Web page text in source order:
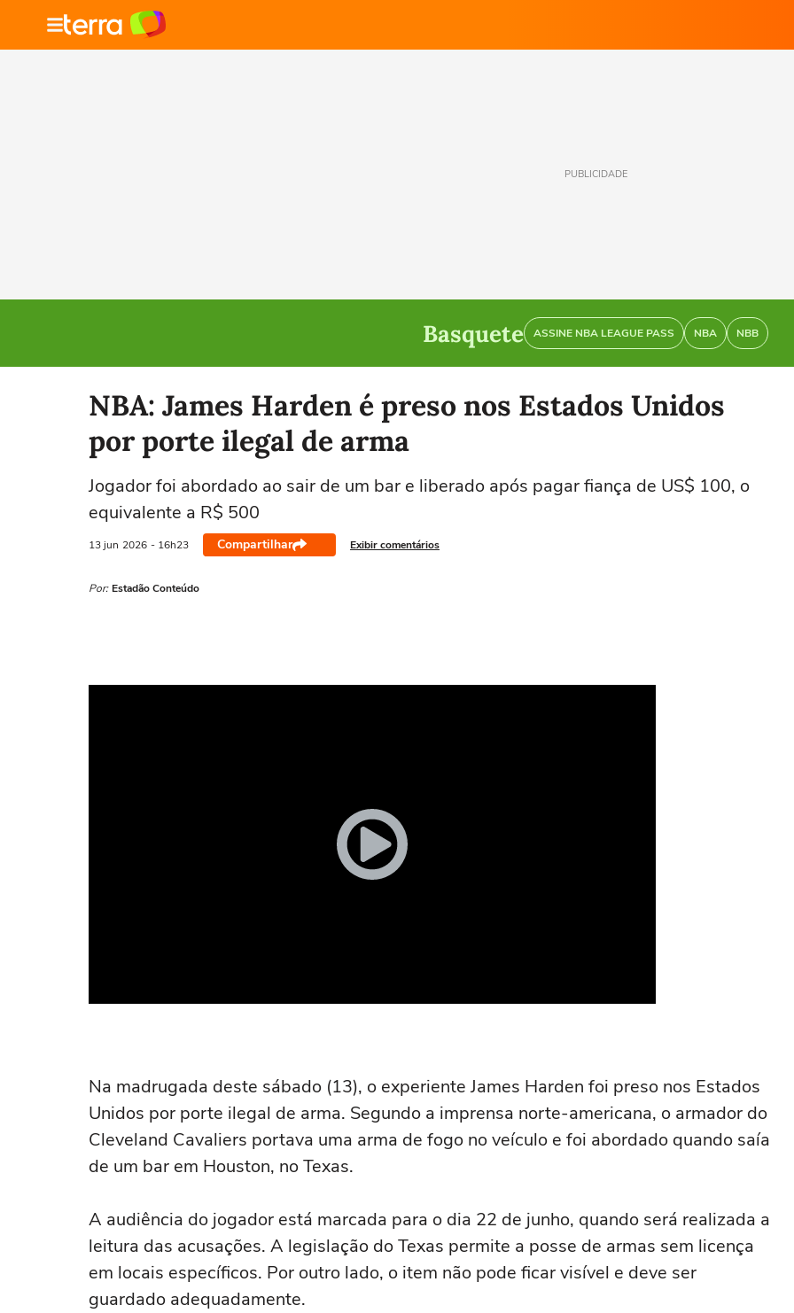
PUBLICIDADE
Basquete ASSINE NBA LEAGUE PASS NBA NBB
NBA: James Harden é preso nos Estados Unidos
por porte ilegal de arma
Jogador foi abordado ao sair de um bar e liberado após pagar fiança de US$ 100, o
equivalente a R$ 500
13 jun 2026 - 16h23 Compartilhar Exibir comentários
Por: Estadão Conteúdo
Na madrugada deste sábado (13), o experiente James Harden foi preso nos Estados
Unidos por porte ilegal de arma. Segundo a imprensa norte-americana, o armador do
Cleveland Cavaliers portava uma arma de fogo no veículo e foi abordado quando saía
de um bar em Houston, no Texas.
A audiência do jogador está marcada para o dia 22 de junho, quando será realizada a
leitura das acusações. A legislação do Texas permite a posse de armas sem licença
em locais específicos. Por outro lado, o item não pode ficar visível e deve ser
guardado adequadamente.